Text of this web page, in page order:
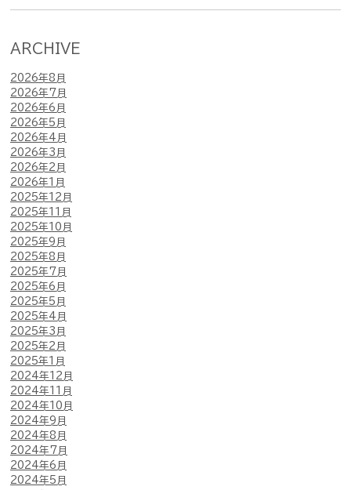
ARCHIVE
2026年8月
2026年7月
2026年6月
2026年5月
2026年4月
2026年3月
2026年2月
2026年1月
2025年12月
2025年11月
2025年10月
2025年9月
2025年8月
2025年7月
2025年6月
2025年5月
2025年4月
2025年3月
2025年2月
2025年1月
2024年12月
2024年11月
2024年10月
2024年9月
2024年8月
2024年7月
2024年6月
2024年5月